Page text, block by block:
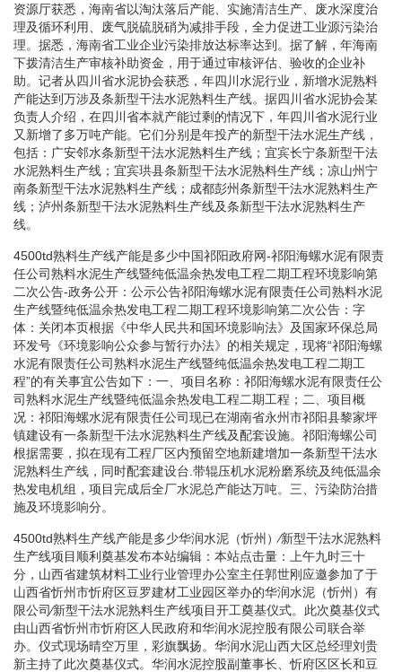
资源厅获悉，海南省以淘汰落后产能、实施清洁生产、废水深度治
理及循环利用、废气脱硫脱硝为减排手段，全力促进工业源污染治
理。据悉，海南省工业企业污染排放达标率达到。据了解，年海南
下拨清洁生产审核补助资金，用于通过审核评估、验收的企业补
助。记者从四川省水泥协会获悉，年四川水泥行业，新增水泥熟料
产能达到万涉及条新型干法水泥熟料生产线。据四川省水泥协会某
负责人介绍，在四川省本就产能过剩的情况下，年四川省水泥行业
又新增了多万吨产能。它们分别是年投产的新型干法水泥生产线，
包括：广安邻水条新型干法水泥熟料生产线；宜宾长宁条新型干法
水泥熟料生产线；宜宾珙县条新型干法水泥熟料生产线；凉山州宁
南条新型干法水泥熟料生产线；成都彭州条新型干法水泥熟料生产
线；泸州条新型干法水泥熟料生产线及条新型干法水泥熟料生产
线。
4500td熟料生产线产能是多少中国祁阳政府网-祁阳海螺水泥有限责
任公司熟料水泥生产线暨纯低温余热发电工程二期工程环境影响第
二次公告-政务公开：公示公告祁阳海螺水泥有限责任公司熟料水泥
生产线暨纯低温余热发电工程二期工程环境影响第二次公告：字
体：关闭本页根据《中华人民共和国环境影响法》及国家环保总局
环发号《环境影响公众参与暂行办法》的相关规定，现将“祁阳海螺
水泥有限责任公司熟料水泥生产线暨纯低温余热发电工程二期工
程”的有关事宜公告如下：一、项目名称：祁阳海螺水泥有限责任公
司熟料水泥生产线暨纯低温余热发电工程二期工程；二、项目概
况：祁阳海螺水泥有限责任公司现已在湖南省永州市祁阳县黎家坪
镇建设有一条新型干法水泥熟料生产线及配套设施。祁阳海螺公司
根据需要，拟在现有工程厂区内预留空地新建增加一条新型干法水
泥熟料生产线，同时配套建设台.带辊压机水泥粉磨系统及纯低温余
热发电机组，项目完成后全厂水泥总产能达万吨。三、污染防治措
施及环境影响分。
4500td熟料生产线产能是多少华润水泥（忻州）∕新型干法水泥熟料
生产线项目顺利奠基发布本站编辑：本站点击量：上午九时三十
分，山西省建筑材料工业行业管理办公室主任郭世刚应邀参加了于
山西省忻州市忻府区豆罗建材工业园区举办的华润水泥（忻州）有
限公司∕新型干法水泥熟料生产线项目开工奠基仪式。此次奠基仪式
由山西省忻州市忻府区人民政府和华润水泥控股有限公司联合举
办。仪式现场晴空万里，彩旗飘扬。华润水泥山西大区总经理刘贵
新主持了此次奠基仪式。华润水泥控股副董事长、忻府区区长和豆